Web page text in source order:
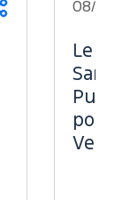
08/07/
Le
Sans
pour